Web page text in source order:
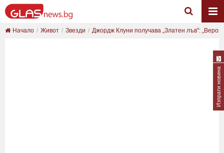
Начало Живот Звезди Джордж Клуни получава „Златен лъв":
Изпрати новина